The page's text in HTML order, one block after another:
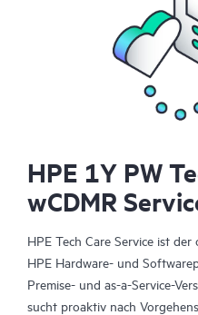
HPE 1Y PW
wCDMR
HPE Tech Care Service ist
HPE Hardware- und
Premise- und as-a-Service-
sucht proaktiv nach